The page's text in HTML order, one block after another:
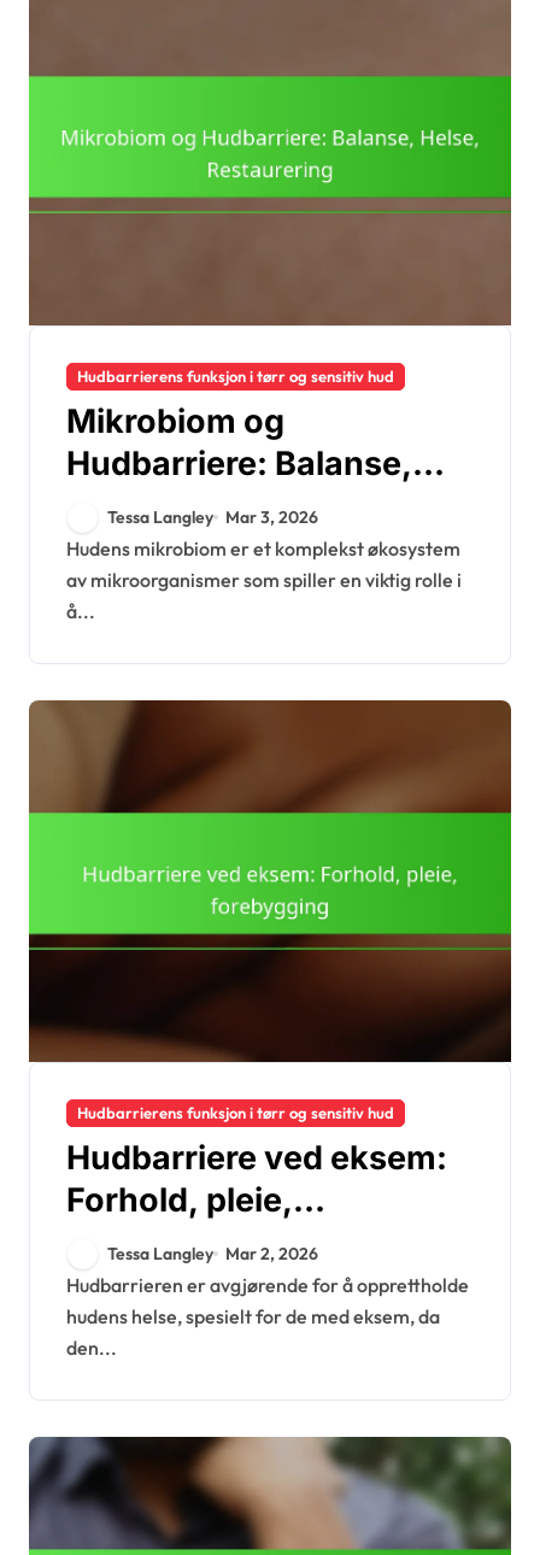
Hudbarrierens funksjon i tørr og sensitiv hud
Mikrobiom og
Hudbarriere: Balanse,
Helse, Restaurering
Tessa Langley Mar 3, 2026
Hudens mikrobiom er et komplekst økosystem
av mikroorganismer som spiller en viktig rolle i
å...
Hudbarrierens funksjon i tørr og sensitiv hud
Hudbarriere ved eksem:
Forhold, pleie,
forebygging
Tessa Langley Mar 2, 2026
Hudbarrieren er avgjørende for å opprettholde
hudens helse, spesielt for de med eksem, da
den...